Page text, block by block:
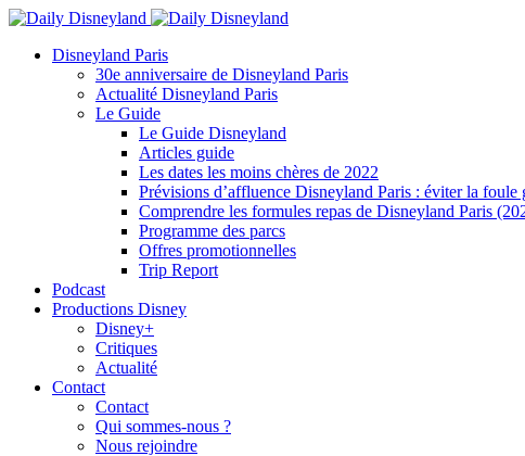
Disneyland Paris
30e anniversaire de Disneyland Paris
Actualité Disneyland Paris
Le Guide
Le Guide Disneyland
Articles guide
Les dates les moins chères de 2022
Prévisions d’affluence Disneyland Paris : éviter la foule
Comprendre les formules repas de Disneyland Paris
Programme des parcs
Offres promotionnelles
Trip Report
Podcast
Productions Disney
Disney+
Critiques
Actualité
Contact
Contact
Qui sommes-nous ?
Nous rejoindre